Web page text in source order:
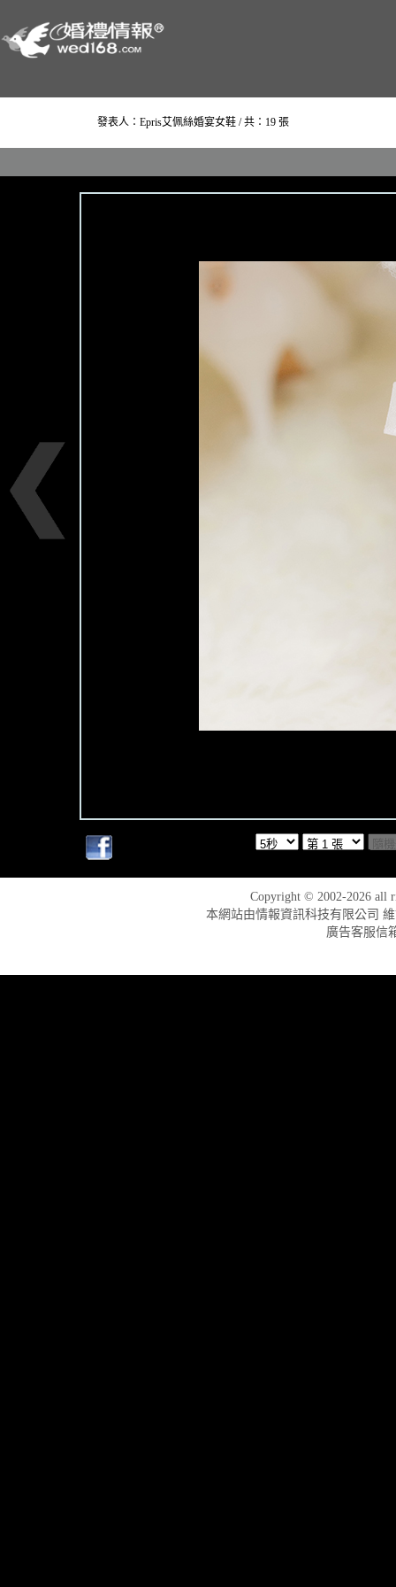
發表人：Epris艾佩絲婚宴女鞋 / 共：19 張
Copyright © 2002-2026 all
本網站由情報資訊科技有限公司
廣告客服信